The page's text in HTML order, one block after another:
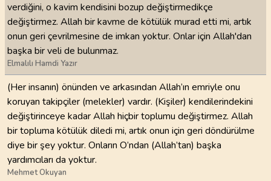
verdiğini, o kavim kendisini bozup değiştirmedikçe
değiştirmez. Allah bir kavme de kötülük murad etti mi, artık
onun geri çevrilmesine de imkan yoktur. Onlar için Allah'dan
başka bir veli de bulunmaz.
Elmalılı Hamdi Yazır
(Her insanın) önünden ve arkasından Allah’ın emriyle onu
koruyan takipçiler (melekler) vardır. (Kişiler) kendilerindekini
değiştirinceye kadar Allah hiçbir toplumu değiştirmez. Allah
bir topluma kötülük diledi mi, artık onun için geri döndürülme
diye bir şey yoktur. Onların O’ndan (Allah’tan) başka
yardımcıları da yoktur.
Mehmet Okuyan